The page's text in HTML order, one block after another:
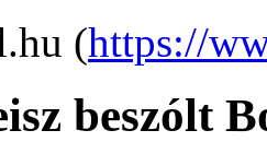
(https://
beszólt